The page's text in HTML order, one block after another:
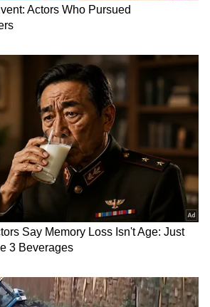
Cinema News
), ಟಿವಿ
Kannada TV Shows ), ಸೆಲೆಬ್ರಿಟಿ
ಇತ್ತೀಚಿನ ಸುದ್ದಿಗಳಿಗಾಗಿ ಏಷ್ಯಾನೆಟ್
ಮನರಂಜನಾ ವಿಭಾಗ ನೋಡಿ.
( Kannada Movies Review),
ಧಾರಾವಾಹಿ ಅಪ್‌ಡೇಟ್ಸ್‌,
OTT ರಿಲೀಸ್‌ಗಳ ಬಗ್ಗೆ